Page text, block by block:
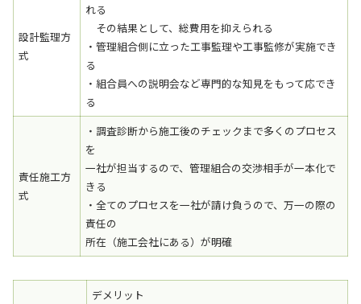
設計監理方
式
れる
その結果として、総費用を抑えられる
・管理組合側に立った工事監理や工事監修が実施でき
る
・組合員への説明会など専門的な知見をもって応でき
る
責任施工方
式
・調査診断から施工後のチェックまで多くのプロセス
を
一社が担当するので、管理組合の交渉相手が一本化で
きる
・全てのプロセスを一社が請け負うので、万一の際の
責任の
所在（施工会社にある）が明確
デメリット